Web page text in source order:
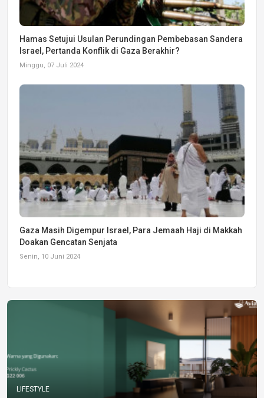
Hamas Setujui Usulan Perundingan Pembebasan Sandera
Israel, Pertanda Konflik di Gaza Berakhir?
Minggu, 07 Juli 2024
Gaza Masih Digempur Israel, Para Jemaah Haji di Makkah
Doakan Gencatan Senjata
Senin, 10 Juni 2024
LIFESTYLE